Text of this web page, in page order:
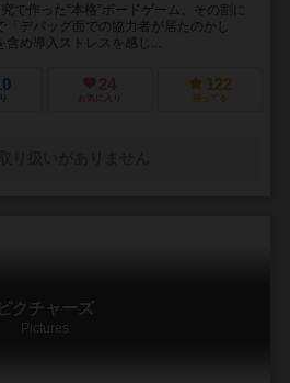
で作った“本格”ボードゲーム。その割に
「デバッグ面での協力者が居たのかし
め導入ストレスを感じ...
24
お気に入り
122
持ってる
ピクチャーズ
Pictures